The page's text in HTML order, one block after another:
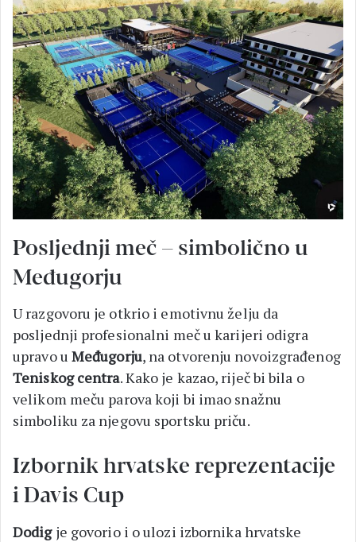
Posljednji meč – simbolično u
Međugorju
U razgovoru je otkrio i emotivnu želju da
posljednji profesionalni meč u karijeri odigra
upravo u Međugorju, na otvorenju novoizgrađenog
Teniskog centra. Kako je kazao, riječ bi bila o
velikom meču parova koji bi imao snažnu
simboliku za njegovu sportsku priču.
Izbornik hrvatske reprezentacije
i Davis Cup
Dodigje govorio i o ulozi izbornika hrvatske